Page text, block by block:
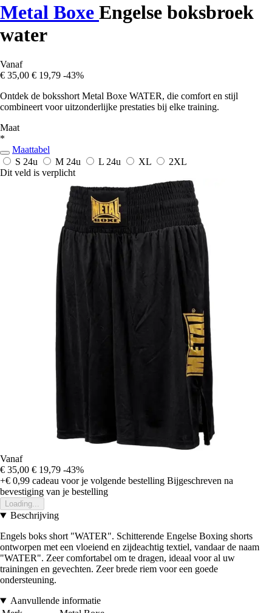
Metal Boxe Engelse boksbroek
water
Vanaf
€ 35,00 € 19,79 -43%
Ontdek de boksshort Metal Boxe WATER, die comfort en stijl
combineert voor uitzonderlijke prestaties bij elke training.
Maat
*
Maattabel
S 24u M 24u L 24u XL
2XL
Dit veld is verplicht
Vanaf
€ 35,00 € 19,79 -43%
+€ 0,99 cadeau voor je volgende bestelling Bijgeschreven na
bevestiging van je bestelling
Loading...
Beschrijving
Engels boks short "WATER". Schitterende Engelse Boxing shorts
ontworpen met een vloeiend en zijdeachtig textiel, vandaar de naam
"WATER". Zeer comfortabel om te dragen, ideaal voor al uw
trainingen en gevechten. Zeer brede riem voor een goede
ondersteuning.
Aanvullende informatie